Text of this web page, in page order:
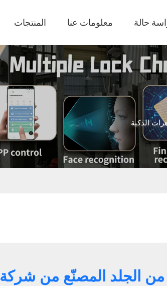
المنتجات معلومات عنا حالة
الذكية
من الجلد المصنّع من شركة